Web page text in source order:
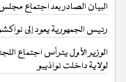
البيان الصادر بعد اجتماع مجلس
رئيس الجمهورية يعود إلى
الوزير الأول يترأس اجتماع
لولاية داخلت نواذيبو